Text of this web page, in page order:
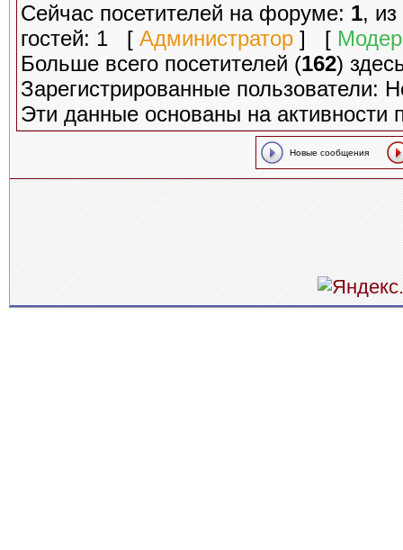
Сейчас посетителей на форуме: 1,
гостей: 1 [ Администратор ] [
Больше всего посетителей (162)
Зарегистрированные пользователи:
Эти данные основаны на активности
Новые сообщения